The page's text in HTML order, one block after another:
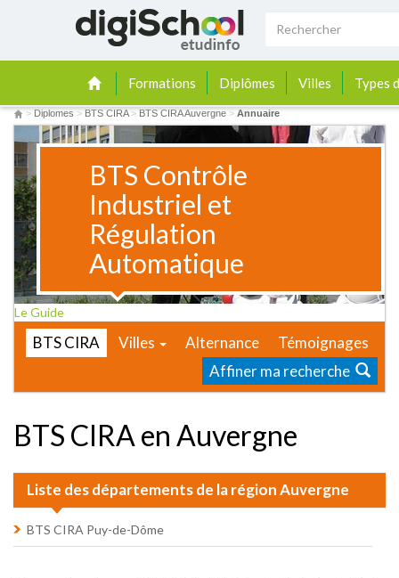
Formations Diplômes Villes Types
> Diplomes > BTS CIRA> BTS CIRA Auvergne > Annuaire
BTS Contrôle
Industriel et
Régulation
Automatique
Le Guide
BTS CIRA Villes Alternance
Témoignages
Affiner ma recherche
BTS CIRA en Auvergne
Liste des départements de la région Auvergne
BTS CIRA Puy-de-Dôme